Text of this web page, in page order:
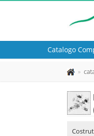
Catalogo